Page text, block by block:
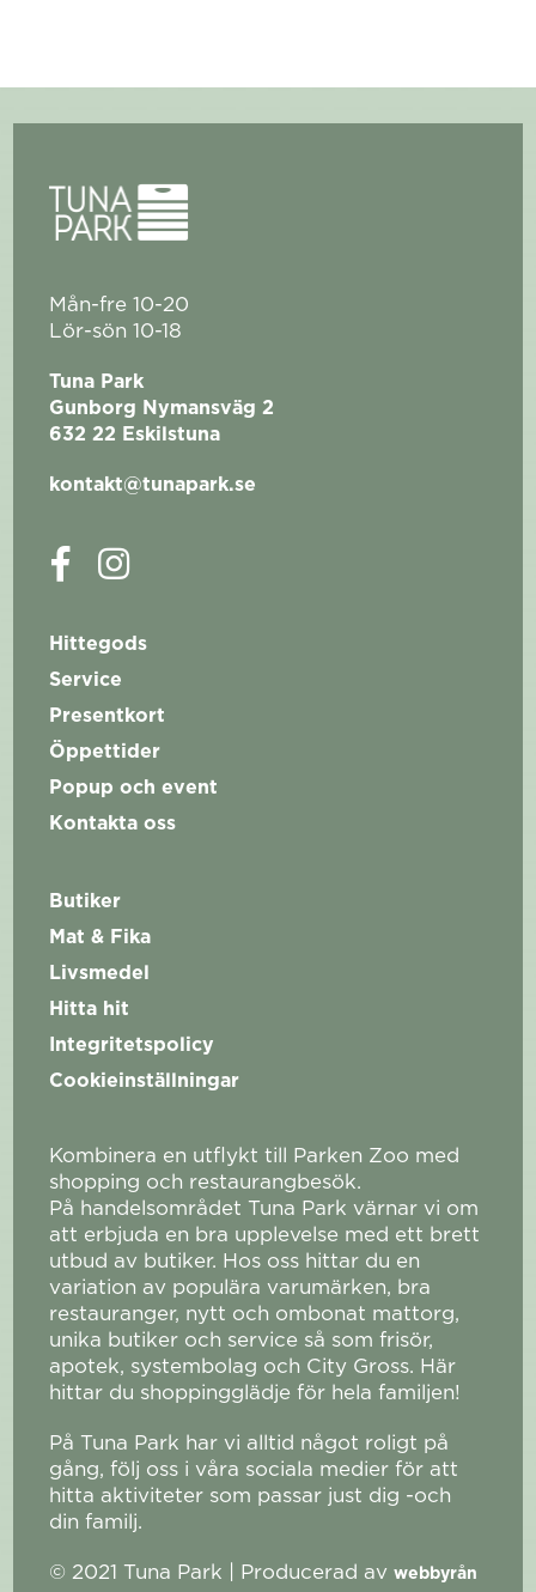
Mån-fre 10-20
Lör-sön 10-18
Tuna Park
Gunborg Nymansväg 2
632 22 Eskilstuna
kontakt@tunapark.se
Hittegods
Service
Presentkort
Öppettider
Popup och event
Kontakta oss
Butiker
Mat & Fika
Livsmedel
Hitta hit
Integritetspolicy
Cookieinställningar
Kombinera en utflykt till Parken Zoo med
shopping och restaurangbesök.
På handelsområdet Tuna Park värnar vi om
att erbjuda en bra upplevelse med ett brett
utbud av butiker. Hos oss hittar du en
variation av populära varumärken, bra
restauranger, nytt och ombonat mattorg,
unika butiker och service så som frisör,
apotek, systembolag och City Gross. Här
hittar du shoppingglädje för hela familjen!
På Tuna Park har vi alltid något roligt på
gång, följ oss i våra sociala medier för att
hitta aktiviteter som passar just dig -och
din familj.
© 2021 Tuna Park | Producerad avwebbyrån